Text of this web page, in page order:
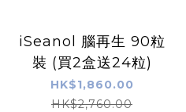
iSeanol 腦再生 90粒
裝 (買2盒送24粒)
HK$1,860.00
HK$2,760.00